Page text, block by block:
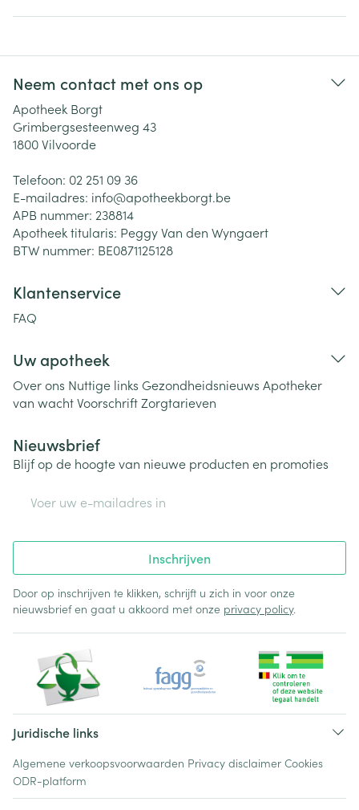
Neem contact met ons op
Apotheek Borgt
Grimbergsesteenweg 43
1800Vilvoorde
Telefoon: 02 251 09 36
E-mailadres: info@apotheekborgt.be
APB nummer: 238814
Apotheek titularis: Peggy Van den Wyngaert
BTW nummer: BE0871125128
Klantenservice
FAQ
Uw apotheek
Over ons Nuttige links Gezondheidsnieuws Apotheker
van wachtVoorschriftZorgtarieven
Nieuwsbrief
Blijf op de hoogte van nieuwe producten en promoties
Inschrijven
Door op inschrijven te klikken, schrijft u zich in voor onze
nieuwsbrief en gaat u akkoord met onze privacy policy.
Juridische links
Algemene verkoopsvoorwaarden Privacy disclaimer Cookies
ODR-platform